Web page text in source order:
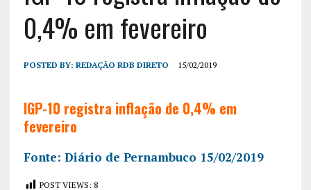
0,4% em fevereiro
POSTED BY: REDAÇÃO RDB DIRETO 15/02/2019
IGP-10 registra inflação de 0,4% em
fevereiro
Fonte: Diário de Pernambuco 15/02/2019
POST VIEWS: 8